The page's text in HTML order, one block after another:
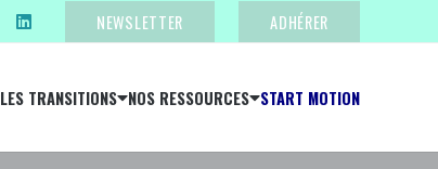
NEWSLETTER ADHÉRER
LES TRANSITIONS NOS RESSOURCES START MOTION